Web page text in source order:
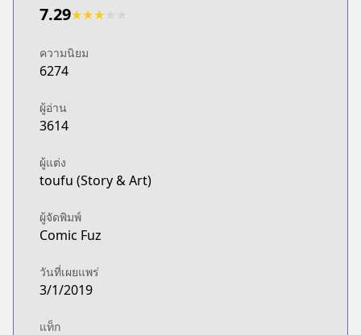
7.29★★★
ความนิยม
6274
ผู้อ่าน
3614
ผู้แต่ง
toufu (Story & Art)
ผู้จัดพิมพ์
Comic Fuz
วันที่เผยแพร่
3/1/2019
แท็ก